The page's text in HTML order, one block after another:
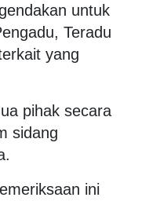
untuk
Teradu
yang
pihak secara
sidang
ini